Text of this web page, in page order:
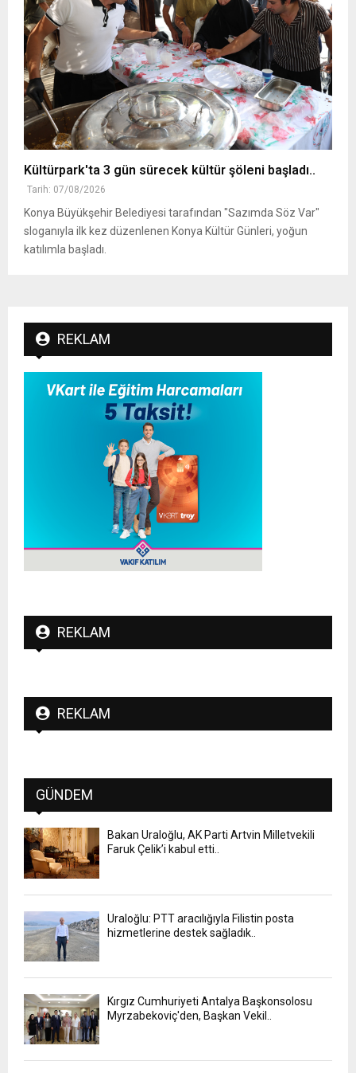
Kültürpark'ta 3 gün sürecek kültür şöleni başladı..
Tarih: 07/08/2026
Konya Büyükşehir Belediyesi tarafından "Sazımda Söz Var"
sloganıyla ilk kez düzenlenen Konya Kültür Günleri, yoğun
katılımla başladı.
REKLAM
REKLAM
REKLAM
GÜNDEM
Bakan Uraloğlu, AK Parti Artvin Milletvekili
Faruk Çelik’i kabul etti..
Uraloğlu: PTT aracılığıyla Filistin posta
hizmetlerine destek sağladık..
Kırgız Cumhuriyeti Antalya Başkonsolosu
Myrzabekoviç'den, Başkan Vekil..